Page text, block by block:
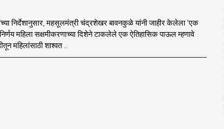
निर्देशानुसार, महसूलमंत्री चंद्रशेखर बावनकुळे यांनी जाहीर केलेला ‘एक
महिला सक्षमीकरणाच्या दिशेने टाकलेले एक ऐतिहासिक पाऊल म्हणावे
महिलांसाठी शाश्वत ..